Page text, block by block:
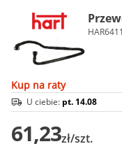
Kup na raty
U ciebie: pt. 14.08
61,23zł/szt.